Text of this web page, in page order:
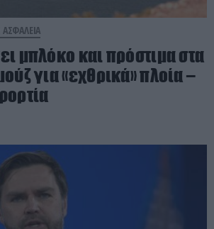
μπλόκο και πρόστιμα στα
για «εχθρικά» πλοία –